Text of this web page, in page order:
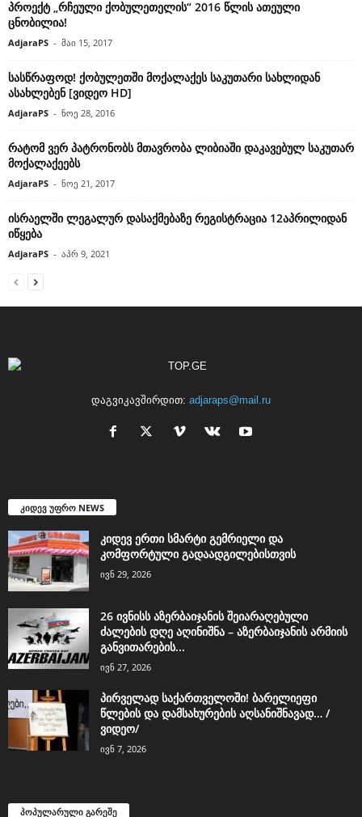
პროექტ „რჩეული ქობულეთელის“ 2016 წლის ათეული
ცნობილია!
AdjaraPS - მაი 15, 2017
სასწრაფოდ! ქობულეთში მოქალაქეს საკუთარი სახლიდან
ასახლებენ [ვიდეო HD]
AdjaraPS - ნოე 28, 2016
რატომ ვერ პატრონობს მთავრობა ლიბიაში დაკავებულ საკუთარ
მოქალაქეებს
AdjaraPS - ნოე 21, 2017
ისრაელში ლეგალურ დასაქმებაზე რეგისტრაცია 12აპრილიდან
იწყება
AdjaraPS - აპრ 9, 2021
დაგვიკავშირდით: adjaraps@mail.ru
კიდევ უფრო NEWS
კიდევ ერთი სმარტი გემრიელი და
კომფორტული გადაადგილებისთვის
ივნ 29, 2026
26 ივნისს აზერბაიჯანის შეიარაღებული
ძალების დღე აღინიშნა – აზერბაიჯანის არმიის
განვითარების...
ივნ 27, 2026
პირველად საქართველოში! ბარელიეფი
წლების და დამსახურების აღსანიშნავად… /
ვიდეო/
ივნ 7, 2026
პოპულარული გარეშე